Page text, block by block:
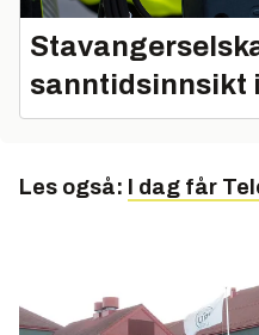
sanntidsinnsikt
Les også: I dag får